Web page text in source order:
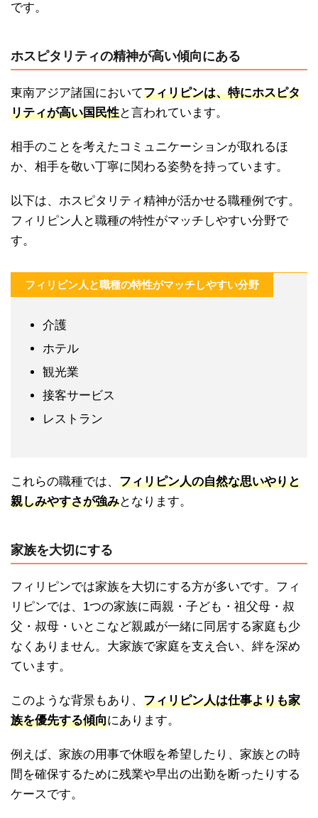
です。
ホスピタリティの精神が高い傾向にある
東南アジア諸国においてフィリピンは、特にホスピタ
リティが高い国民性と言われています。
相手のことを考えたコミュニケーションが取れるほ
か、相手を敬い丁寧に関わる姿勢を持っています。
以下は、ホスピタリティ精神が活かせる職種例です。
フィリピン人と職種の特性がマッチしやすい分野で
す。
フィリピン人と職種の特性がマッチしやすい分野
介護
ホテル
観光業
接客サービス
レストラン
これらの職種では、 フィリピン人の自然な思いやりと
親しみやすさが強みとなります。
家族を大切にする
フィリピンでは家族を大切にする方が多いです。フィ
リピンでは、1つの家族に両親・子ども・祖父母・叔
父・叔母・いとこなど親戚が一緒に同居する家庭も少
なくありません。大家族で家庭を支え合い、絆を深め
ています。
このような背景もあり、 フィリピン人は仕事よりも家
族を優先する傾向にあります。
例えば、家族の用事で休暇を希望したり、家族との時
間を確保するために残業や早出の出勤を断ったりする
ケースです。